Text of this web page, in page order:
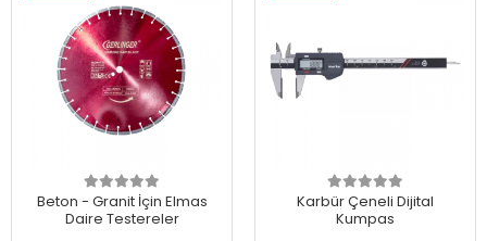
Beton - Granit İçin Elmas
Daire Testereler
Karbür Çeneli Dijital
Kumpas